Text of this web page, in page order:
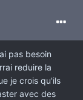
pas besoin
reduire la
je crois qu'ils
avec des